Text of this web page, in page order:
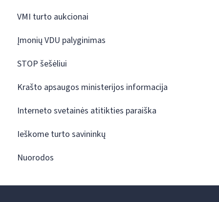
VMI turto aukcionai
Įmonių VDU palyginimas
STOP šešėliui
Krašto apsaugos ministerijos informacija
Interneto svetainės atitikties paraiška
Ieškome turto savininkų
Nuorodos